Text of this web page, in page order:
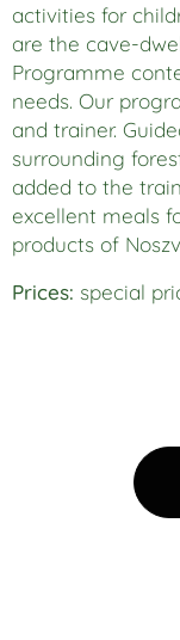
activities for
are the cave-
Programme
needs. Our
and trainer.
surrounding
added to the
excellent meals
products of
Prices: special